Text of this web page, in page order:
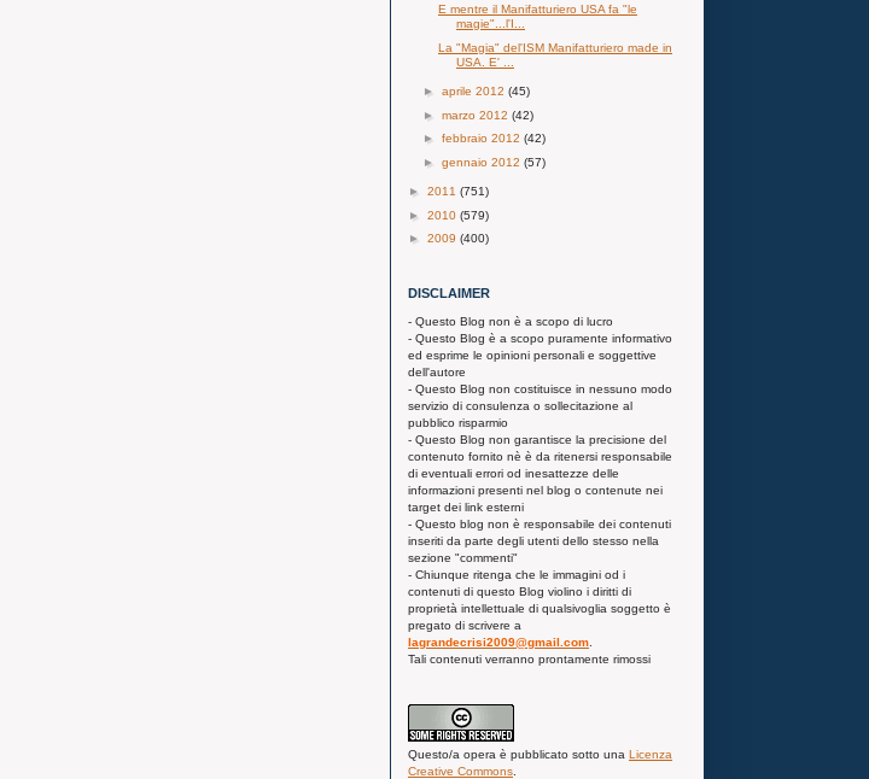
E mentre il Manifatturiero USA fa "le
magie"...l'I...
La "Magia" del'ISM Manifatturiero made in
USA. E' ...
► aprile 2012 (45)
► marzo 2012 (42)
► febbraio 2012 (42)
► gennaio 2012 (57)
► 2011 (751)
► 2010 (579)
► 2009 (400)
DISCLAIMER
- Questo Blog non è a scopo di lucro
- Questo Blog è a scopo puramente informativo
ed esprime le opinioni personali e soggettive
dell'autore
- Questo Blog non costituisce in nessuno modo
servizio di consulenza o sollecitazione al
pubblico risparmio
- Questo Blog non garantisce la precisione del
contenuto fornito nè è da ritenersi responsabile
di eventuali errori od inesattezze delle
informazioni presenti nel blog o contenute nei
target dei link esterni
- Questo blog non è responsabile dei contenuti
inseriti da parte degli utenti dello stesso nella
sezione "commenti"
- Chiunque ritenga che le immagini od i
contenuti di questo Blog violino i diritti di
proprietà intellettuale di qualsivoglia soggetto è
pregato di scrivere a
lagrandecrisi2009@gmail.com
Tali contenuti verranno prontamente rimossi
Questo/a opera è pubblicato sotto una Licenza
Creative Commons